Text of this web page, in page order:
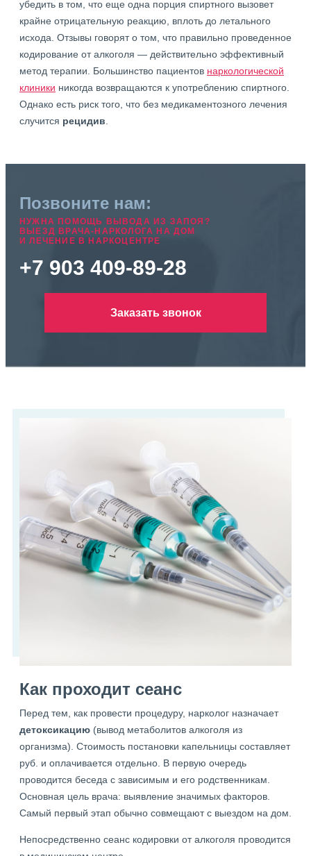
убедить в том, что еще одна порция спиртного вызовет
крайне отрицательную реакцию, вплоть до летального
исхода. Отзывы говорят о том, что правильно проведенное
кодирование от алкоголя — действительно эффективный
метод терапии. Большинство пациентов наркологической
клиники никогда возвращаются к употреблению спиртного.
Однако есть риск того, что без медикаментозного лечения
случится рецидив
Позвоните нам:
НУЖНА ПОМОЩЬ ВЫВОДА ИЗ ЗАПОЯ?
ВЫЕЗД ВРАЧА-НАРКОЛОГА НА ДОМ
И ЛЕЧЕНИЕ В НАРКОЦЕНТРЕ
+7 903 409-89-28
Заказать звонок
Как проходит сеанс
Перед тем, как провести процедуру, нарколог назначает
детоксикацию (вывод метаболитов алкоголя из
организма). Стоимость постановки капельницы составляет
руб. и оплачивается отдельно. В первую очередь
проводится беседа с зависимым и его родственникам.
Основная цель врача: выявление значимых факторов.
Самый первый этап обычно совмещают с выездом на дом.
Непосредственно сеанс кодировки от алкоголя проводится